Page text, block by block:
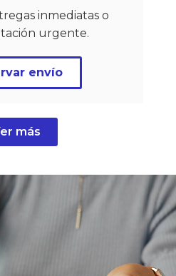
inmediatas o
urgente.
envío
más